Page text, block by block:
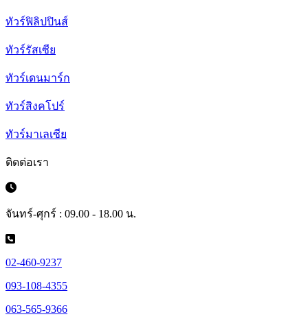
ทัวร์ฟิลิปปินส์
ทัวร์รัสเซีย
ทัวร์เดนมาร์ก
ทัวร์สิงคโปร์
ทัวร์มาเลเซีย
ติดต่อเรา
จันทร์-ศุกร์ : 09.00 - 18.00 น.
02-460-9237
093-108-4355
063-565-9366